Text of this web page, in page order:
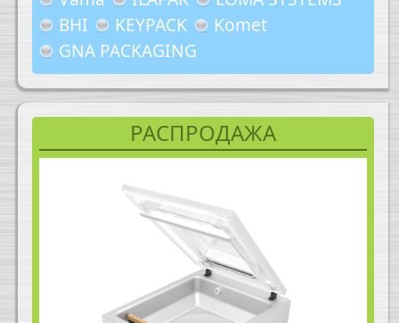
BHI
KEYPACK
Komet
GNA PACKAGING
РАСПРОДАЖА